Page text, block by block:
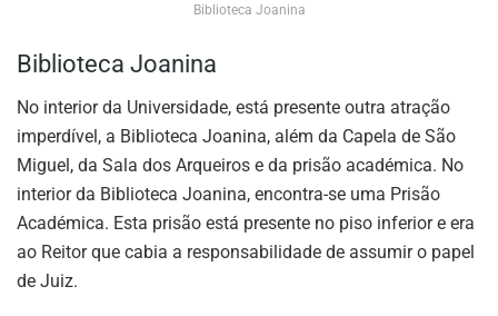
Biblioteca Joanina
Biblioteca Joanina
No interior da Universidade, está presente outra atração
imperdível, a Biblioteca Joanina, além da Capela de São
Miguel, da Sala dos Arqueiros e da prisão académica. No
interior da Biblioteca Joanina, encontra-se uma Prisão
Académica. Esta prisão está presente no piso inferior e era
ao Reitor que cabia a responsabilidade de assumir o papel
de Juiz.